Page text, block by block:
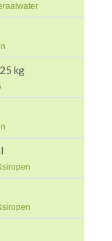
kg